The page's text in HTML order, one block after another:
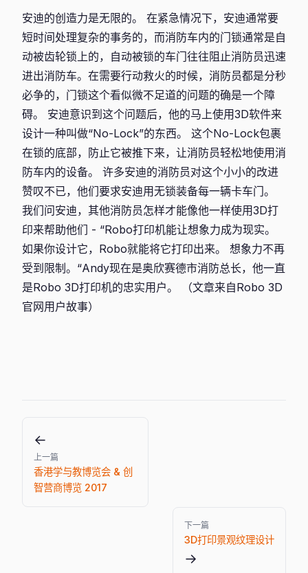
安迪的创造力是无限的。 在紧急情况下，安迪通常要
短时间处理复杂的事务的，而消防车内的门锁通常是自
动被齿轮锁上的，自动被锁的车门往往阻止消防员迅速
进出消防车。在需要行动救火的时候，消防员都是分秒
必争的，门锁这个看似微不足道的问题的确是一个障
碍。 安迪意识到这个问题后，他的马上使用3D软件来
设计一种叫做“No-Lock”的东西。 这个No-Lock包裹
在锁的底部，防止它被推下来，让消防员轻松地使用消
防车内的设备。 许多安迪的消防员对这个小小的改进
赞叹不已，他们要求安迪用无锁装备每一辆卡车门。
我们问安迪，其他消防员怎样才能像他一样使用3D打
印来帮助他们 - “Robo打印机能让想象力成为现实。
如果你设计它，Robo就能将它打印出来。 想象力不再
受到限制。“Andy现在是奥欣赛德市消防总长，他一直
是Robo 3D打印机的忠实用户。 （文章来自Robo 3D
官网用户故事）
←
上一篇
香港学与教博览会 & 创
智营商博览 2017
下一篇
3D打印景观纹理设计
→